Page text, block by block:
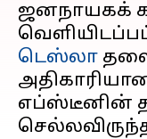
ஜனநாயகக்
டெஸ்லா
எப்ஸ்டீனின்